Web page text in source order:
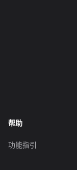
帮助
功能指引